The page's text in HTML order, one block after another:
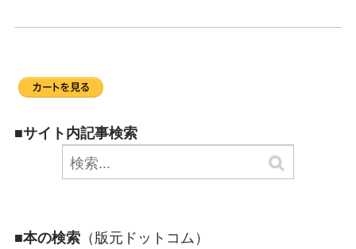
■サイト内記事検索
■本の検索 （版元ドットコム）